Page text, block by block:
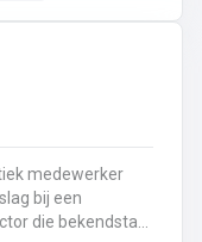
jou. Je weet de
aanpakken. Dan is dit zeker de job voor jou!
medewerker
bij een
die bekendstaat